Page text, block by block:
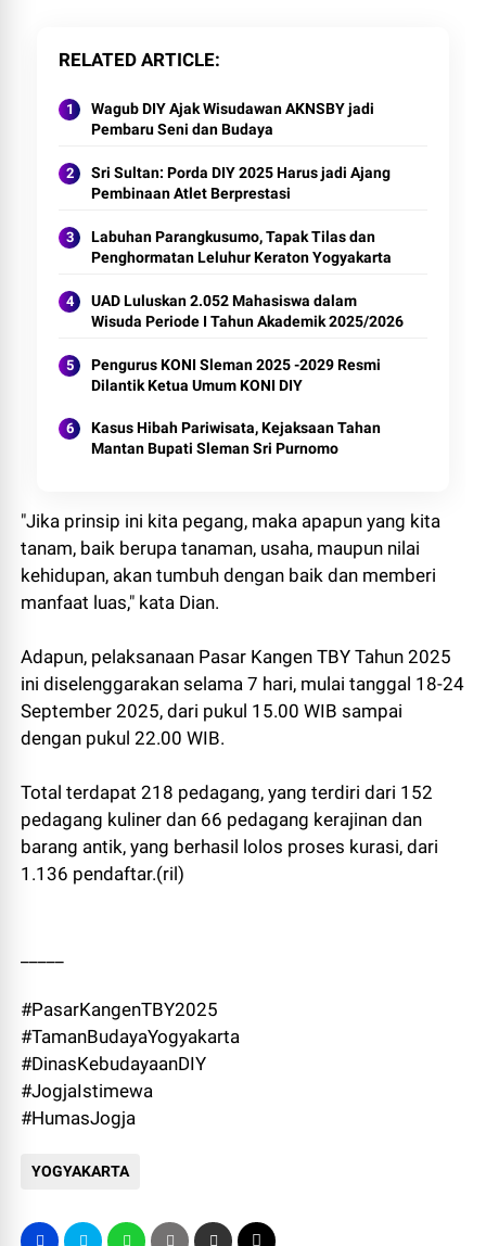
RELATED ARTICLE
Wagub DIY Ajak Wisudawan AKNSBY jadi
Pembaru Seni dan Budaya
Sri Sultan: Porda DIY 2025 Harus jadi Ajang
Pembinaan Atlet Berprestasi
Labuhan Parangkusumo, Tapak Tilas dan
Penghormatan Leluhur Keraton Yogyakarta
UAD Luluskan 2.052 Mahasiswa dalam
Wisuda Periode I Tahun Akademik 2025/2026
Pengurus KONI Sleman 2025 -2029 Resmi
Dilantik Ketua Umum KONI DIY
Kasus Hibah Pariwisata, Kejaksaan Tahan
Mantan Bupati Sleman Sri Purnomo
"Jika prinsip ini kita pegang, maka apapun yang kita
tanam, baik berupa tanaman, usaha, maupun nilai
kehidupan, akan tumbuh dengan baik dan memberi
manfaat luas," kata Dian.
Adapun, pelaksanaan Pasar Kangen TBY Tahun 2025
ini diselenggarakan selama 7 hari, mulai tanggal 18-24
September 2025, dari pukul 15.00 WIB sampai
dengan pukul 22.00 WIB.
Total terdapat 218 pedagang, yang terdiri dari 152
pedagang kuliner dan 66 pedagang kerajinan dan
barang antik, yang berhasil lolos proses kurasi, dari
1.136 pendaftar.(ril)
#PasarKangenTBY2025
#TamanBudayaYogyakarta
#DinasKebudayaanDIY
#JogjaIstimewa
#HumasJogja
YOGYAKARTA